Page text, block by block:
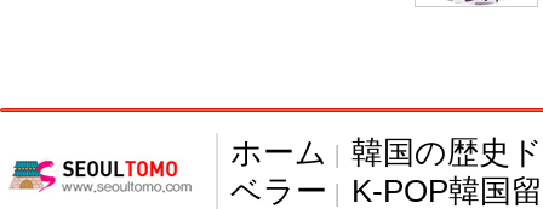
ホーム | 韓国の歴史
ベラー | K-POP韓国